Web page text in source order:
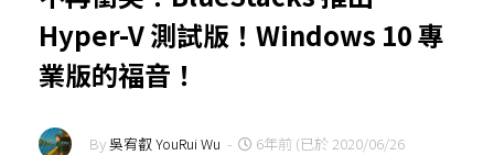
Hyper-V 測試版！Windows 10 專
業版的福音！
By吳宥叡 YouRui Wu -
6年前 (已於 2020/06/26